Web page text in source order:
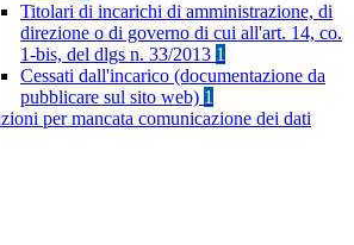
Titolari di incarichi di amministrazione, di
direzione o di governo di cui all'art. 14, co.
1-bis, del dlgs n. 33/2013 1
Cessati dall'incarico (documentazione da
pubblicare sul sito web) 1
per mancata comunicazione dei dati